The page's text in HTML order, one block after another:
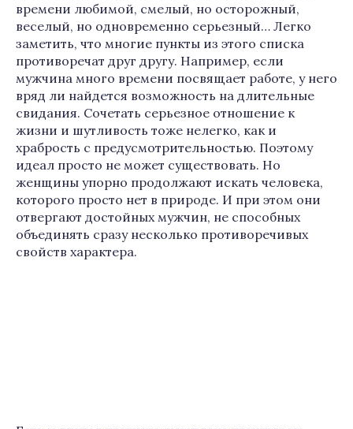
времени любимой, смелый, но осторожный,
веселый, но одновременно серьезный… Легко
заметить, что многие пункты из этого списка
противоречат друг другу. Например, если
мужчина много времени посвящает работе, у него
вряд ли найдется возможность на длительные
свидания. Сочетать серьезное отношение к
жизни и шутливость тоже нелегко, как и
храбрость с предусмотрительностью. Поэтому
идеал просто не может существовать. Но
женщины упорно продолжают искать человека,
которого просто нет в природе. И при этом они
отвергают достойных мужчин, не способных
объединять сразу несколько противоречивых
свойств характера.